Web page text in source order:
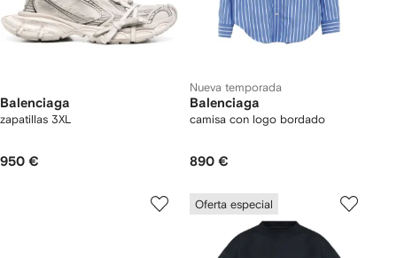
Balenciaga
zapatillas 3XL
950 €
Nueva temporada
Balenciaga
camisa con logo bordado
890 €
Oferta especial